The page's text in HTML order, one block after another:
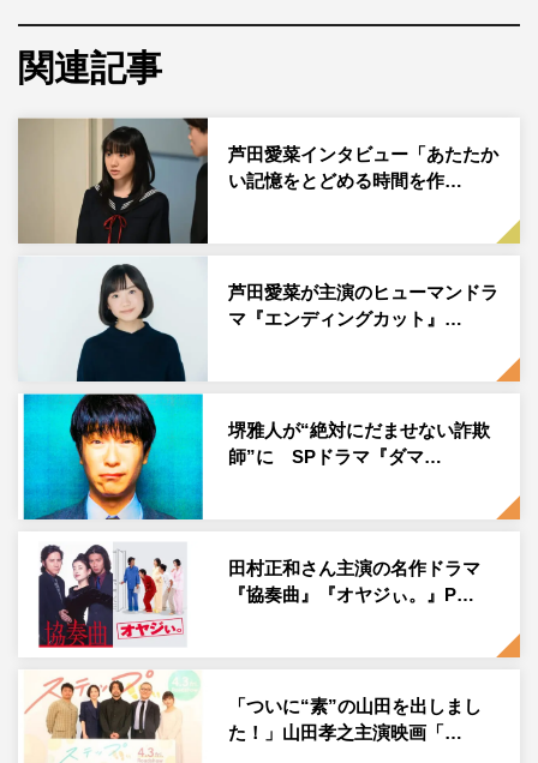
2019年に「FMシアター」で放送し、令和元年度文化庁芸
術祭ラジオ部門大賞を受賞した作品を、芦田愛菜を再び主
演に据えてテレビドラマ化する。
広末が演じる迫田七海は結（芦田愛菜）の母親で、夫の和
俊（佐藤隆太）と共に海辺の町で美容室を営んでいる。い
つも家族を優しく見守る七海だが、ある秘密を抱えてい
た。
ドラマとしてリメイクされる本作について「オーディオド
ラマを撮っていたときに、映像でも見たいね、というお話
を監督や役者さん同士でしていましたが、現実になってと
てもうれしかった」と語る広末さん。七海や本作に込めた
思いをお話しいただきました。
広末涼子 インタビュー
◆本作はオーディオドラマが原作ですが、映像化されると
聞いていかがでしたか。
うれしかったです。オーディオドラマを撮っていたとき
に、映像でも見たいね、というお話を監督や役者さん同士
でしていましたが、現実になってとてもうれしかったで
す。
関連記事
芦田愛菜インタビュー「あたたか
い記憶をとどめる時間を作…
芦田愛菜が主演のヒューマンドラ
マ『エンディングカット』…
堺雅人が“絶対にだませない詐欺
師”に SPドラマ『ダマ…
田村正和さん主演の名作ドラマ
『協奏曲』『オヤジぃ。』P…
「ついに“素”の山田を出しまし
た！」山田孝之主演映画「…